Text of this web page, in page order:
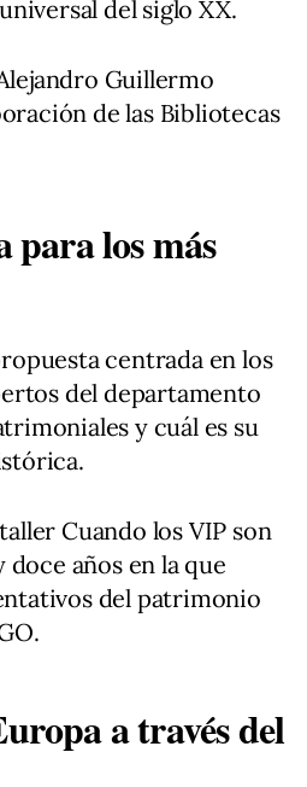
del siglo XX.
Guillermo
de las Bibliotecas
los más
centrada en los
del departamento
y cuál es su
Cuando los VIP son
años en la que
del patrimonio
a través del